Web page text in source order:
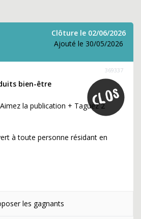
Clôture le 02/06/2026
Ajouté le 30/05/2026
369337
bien-être
la publication + Taguez 2
à toute personne résidant en
les gagnants